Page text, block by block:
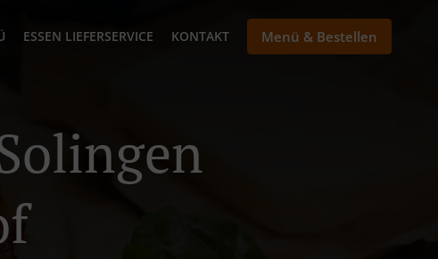
ESSEN LIEFERSERVICE KONTAKT Menü & Bestellen